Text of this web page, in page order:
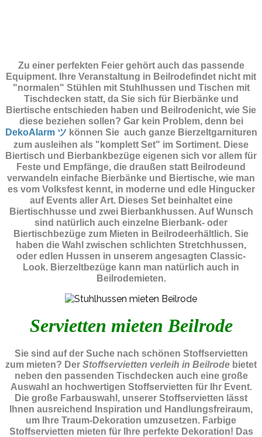
Zu einer perfekten Feier gehört auch das passende
Equipment.
Ihre Veranstaltung in Beilrodefindet nicht mit
"normalen" Stühlen mit Stuhlhussen und Tischen mit
Tischdecken statt, da Sie sich für Bierbänke und
Biertische entschieden haben und Beilrodenicht, wie Sie
diese beziehen sollen? Gar kein Problem, denn bei
DekoAlarm ツ können Sie auch ganze Bierzeltgarnituren
zum ausleihen als "komplett Set" im Sortiment. Diese
Biertisch und Bierbankbezüge eigenen sich vor allem für
Feste und Empfänge, die draußen statt Beilrodeund
verwandeln einfache Bierbänke und Biertische, wie man
es vom Volksfest kennt, in moderne und edle Hingucker
auf Events aller Art. Dieses Set beinhaltet eine
Biertischhusse und zwei Bierbankhussen. Auf Wunsch
sind natürlich auch einzelne Bierbank- oder
Biertischbezüge zum Mieten in Beilrodeerhältlich. Sie
haben die Wahl zwischen schlichten Stretchhussen,
oder edlen Hussen in unserem angesagten Classic-
Look. Bierzeltbezüge kann man natürlich auch in
Beilrodemieten.
Servietten mieten Beilrode
Sie sind auf der Suche nach schönen Stoffservietten
zum mieten? Der Stoffservietten verleih in Beilrode bietet
neben den passenden Tischdecken auch eine große
Auswahl an hochwertigen Stoffservietten für Ihr Event.
Die große Farbauswahl, unserer Stoffservietten lässt
Ihnen ausreichend Inspiration und Handlungsfreiraum,
um Ihre Traum-Dekoration umzusetzen. Farbige
Stoffservietten mieten für Ihre perfekte Dekoration! Das